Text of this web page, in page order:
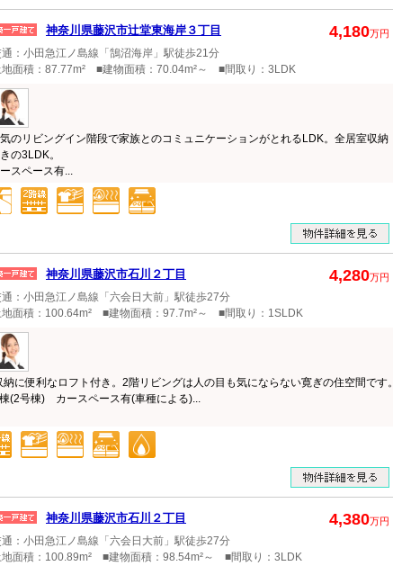
神奈川県藤沢市辻堂東海岸３丁目 4,180万円
：小田急江ノ島線「鵠沼海岸」駅徒歩21分
地面積：87.77m² ■建物面積：70.04m²～ ■間取り：3LDK
気のリビングイン階段で家族とのコミュニケーションがとれるLDK。全居室収納
の3LDK。
スペース有...
神奈川県藤沢市石川２丁目 4,280万円
：小田急江ノ島線「六会日大前」駅徒歩27分
地面積：100.64m² ■建物面積：97.7m²～ ■間取り：1SLDK
納に便利なロフト付き。2階リビングは人の目も気にならない寛ぎの住空間です。
(2号棟) カースペース有(車種による)...
神奈川県藤沢市石川２丁目 4,380万円
：小田急江ノ島線「六会日大前」駅徒歩27分
地面積：100.89m² ■建物面積：98.54m²～ ■間取り：3LDK